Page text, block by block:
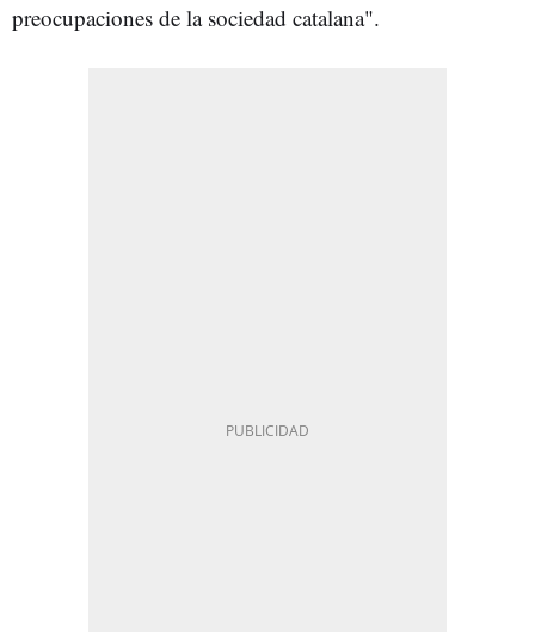
preocupaciones de la sociedad catalana".